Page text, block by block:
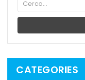
CATEGORIES